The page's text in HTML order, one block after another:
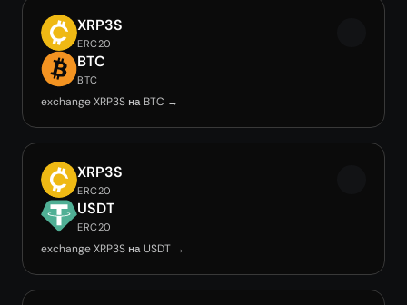
XRP3S
ERC20
BTC
BTC
exchange XRP3S на BTC →
XRP3S
ERC20
USDT
ERC20
exchange XRP3S на USDT →